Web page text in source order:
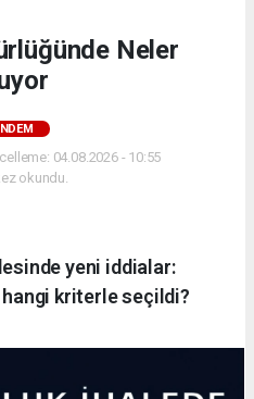
Neler
04.08.2026 - 10:55
okundu.
yeni iddialar:
kriterle seçildi?